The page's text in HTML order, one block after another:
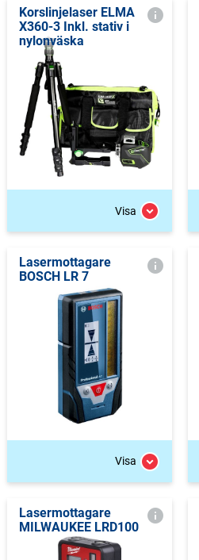
Korslinjelaser ELMA
X360-3 Inkl. stativ i
nylonväska
Visa
Lasermottagare
BOSCH LR 7
Visa
Lasermottagare
MILWAUKEE LRD100